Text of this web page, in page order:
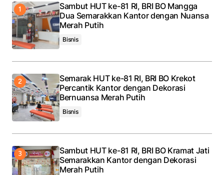
Sambut HUT ke-81 RI, BRI BO Mangga
Dua Semarakkan Kantor dengan Nuansa
Merah Putih
Bisnis
Semarak HUT ke-81 RI, BRI BO Krekot
Percantik Kantor dengan Dekorasi
Bernuansa Merah Putih
Bisnis
Sambut HUT ke-81 RI, BRI BO Kramat Jati
Semarakkan Kantor dengan Dekorasi
Merah Putih